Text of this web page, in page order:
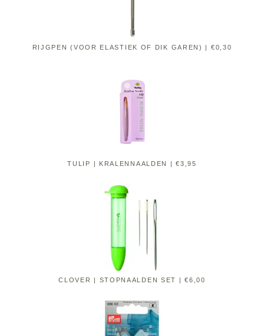
RIJGPEN (VOOR ELASTIEK OF DIK GAREN) | €0,30
TULIP | KRALENNAALDEN | €3,95
CLOVER | STOPNAALDEN SET | €6,00